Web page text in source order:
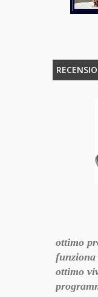
ottimo
funziona
ottimo